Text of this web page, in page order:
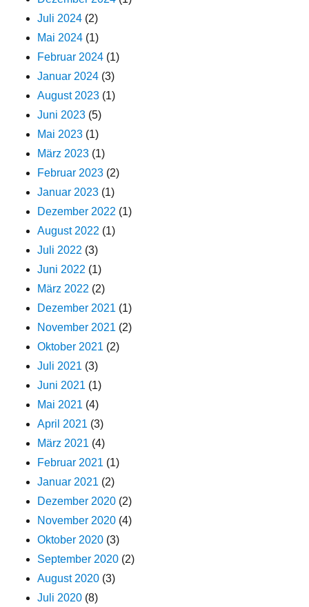
Juli 2024 (2)
Mai 2024 (1)
Februar 2024 (1)
Januar 2024 (3)
August 2023 (1)
Juni 2023 (5)
Mai 2023 (1)
März 2023 (1)
Februar 2023 (2)
Januar 2023 (1)
Dezember 2022 (1)
August 2022 (1)
Juli 2022 (3)
Juni 2022 (1)
März 2022 (2)
Dezember 2021 (1)
November 2021 (2)
Oktober 2021 (2)
Juli 2021 (3)
Juni 2021 (1)
Mai 2021 (4)
April 2021 (3)
März 2021 (4)
Februar 2021 (1)
Januar 2021 (2)
Dezember 2020 (2)
November 2020 (4)
Oktober 2020 (3)
September 2020 (2)
August 2020 (3)
Juli 2020 (8)